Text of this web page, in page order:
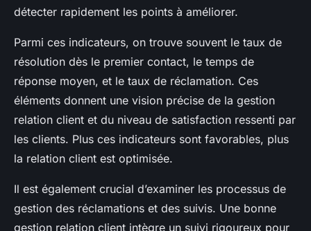
détecter rapidement les points à améliorer.
Parmi ces indicateurs, on trouve souvent le taux de
résolution dès le premier contact, le temps de
réponse moyen, et le taux de réclamation. Ces
éléments donnent une vision précise de la gestion
relation client et du niveau de satisfaction ressenti par
les clients. Plus ces indicateurs sont favorables, plus
la relation client est optimisée.
Il est également crucial d’examiner les processus de
gestion des réclamations et des suivis. Une bonne
gestion relation client intègre un suivi rigoureux pour